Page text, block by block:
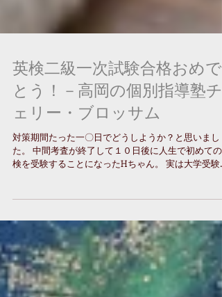
英検二級一次試験合格おめで
とう！－高岡の個別指導塾チ
ェリー・ブロッサム
対策期間たった一〇日でどうしようか？と思いまし
検を受験することになったHちゃん。 実は大学受験
向けて、４月からコマ数を増やして、コツコツ頑張
てはいましたが、ことさら得意と言うわけではない
語で、初めての英検、しかも２級からというので、
くら近くの高校だとはいえ、もう少し準備期間がほ
いというものです。 中間考査が終わった日から対策